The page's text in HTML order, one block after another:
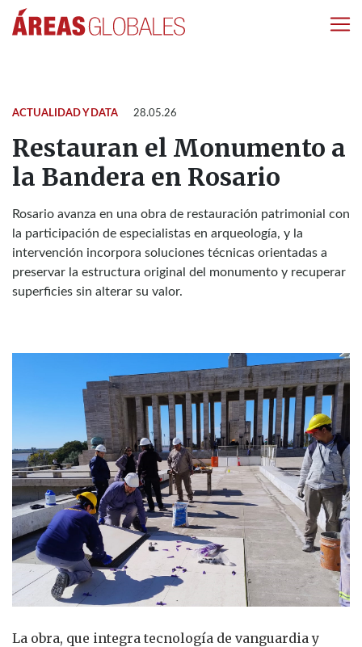
ACTUALIDAD Y DATA 28.05.26
Restauran el Monumento a
la Bandera en Rosario
Rosario avanza en una obra de restauración patrimonial con
la participación de especialistas en arqueología, y la
intervención incorpora soluciones técnicas orientadas a
preservar la estructura original del monumento y recuperar
superficies sin alterar su valor.
La obra, que integra tecnología de vanguardia y